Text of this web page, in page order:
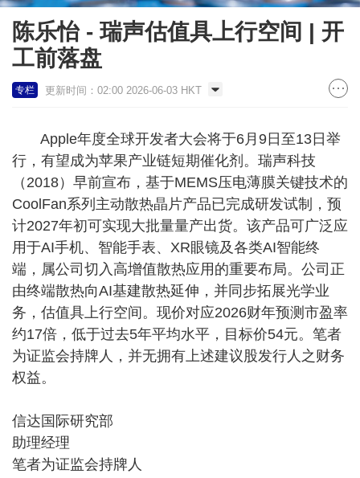
陈乐怡 - 瑞声估值具上行空间 | 开
工前落盘
专栏 更新时间：02:00 2026-06-03 HKT
Apple年度全球开发者大会将于6月9日至13日举
行，有望成为苹果产业链短期催化剂。瑞声科技
（2018）早前宣布，基于MEMS压电薄膜关键技术的
CoolFan系列主动散热晶片产品已完成研发试制，预
计2027年初可实现大批量量产出货。该产品可广泛应
用于AI手机、智能手表、XR眼镜及各类AI智能终
端，属公司切入高增值散热应用的重要布局。公司正
由终端散热向AI基建散热延伸，并同步拓展光学业
务，估值具上行空间。现价对应2026财年预测市盈率
约17倍，低于过去5年平均水平，目标价54元。笔者
为证监会持牌人，并无拥有上述建议股发行人之财务
权益。
信达国际研究部
助理经理
笔者为证监会持牌人